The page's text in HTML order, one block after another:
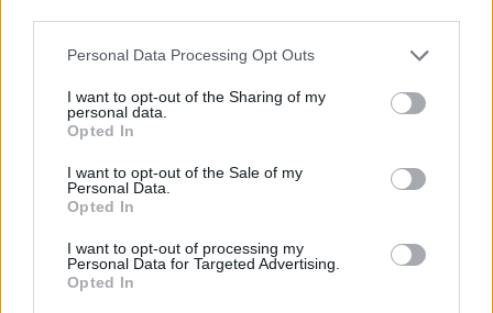
Personal Data Processing Opt Outs
I want to opt-out of the Sharing of my
personal data.
Opted In
I want to opt-out of the Sale of my
Personal Data.
Opted In
I want to opt-out of processing my
Personal Data for Targeted Advertising.
Opted In
Φοιτητικής Λέσχης του ΑΠΘ, για τους
ελέγχους υγειονομικής ασφάλεια...
05.05.2022